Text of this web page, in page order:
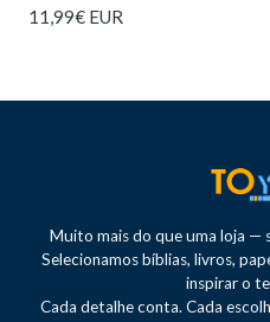
11,99€ EUR
Muito mais do que uma loja —
Selecionamos bíblias, livros,
inspirar o
Cada detalhe conta. Cada